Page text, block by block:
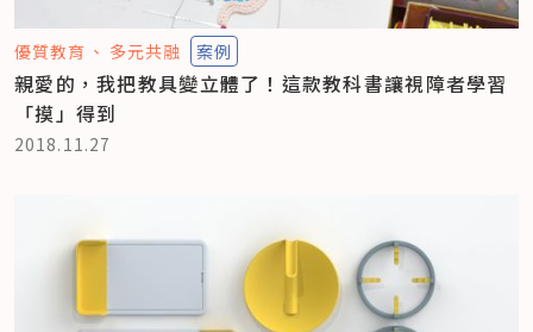
優質教育 多元共融 案例
親愛的，我把教具變立體了！這款教科書讓視障者學習
「摸」得到
2018.11.27